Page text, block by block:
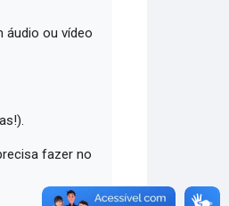
áudio ou vídeo
fazer no